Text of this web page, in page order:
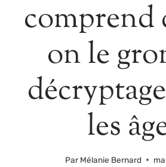
comprend
on le
les
Par Mélanie Bernard